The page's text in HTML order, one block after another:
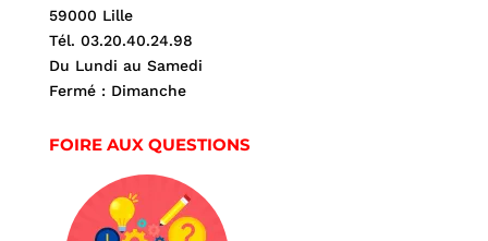
59000 Lille
Tél. 03.20.40.24.98
Du Lundi au Samedi
Fermé : Dimanche
FOIRE AUX QUESTIONS